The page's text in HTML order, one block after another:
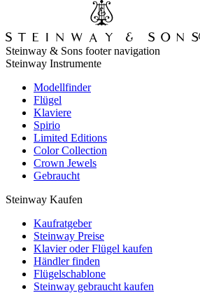
Steinway & Sons footer navigation
Steinway Instrumente
Modellfinder
Flügel
Klaviere
Spirio
Limited Editions
Color Collection
Crown Jewels
Gebraucht
Steinway Kaufen
Kaufratgeber
Steinway Preise
Klavier oder Flügel kaufen
Händler finden
Flügelschablone
Steinway gebraucht kaufen